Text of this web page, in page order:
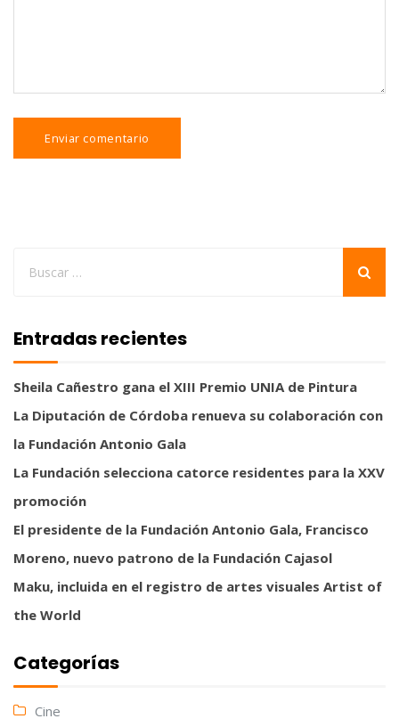
Entradas recientes
Sheila Cañestro gana el XIII Premio UNIA de Pintura
La Diputación de Córdoba renueva su colaboración con
la Fundación Antonio Gala
La Fundación selecciona catorce residentes para la XXV
promoción
El presidente de la Fundación Antonio Gala, Francisco
Moreno, nuevo patrono de la Fundación Cajasol
Maku, incluida en el registro de artes visuales Artist of
the World
Categorías
Cine